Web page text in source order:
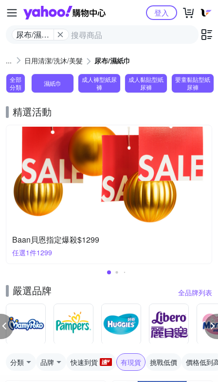
Yahoo購物中心
尿布/濕紙
登入
日用清潔/洗沐/美髮 尿布/濕紙巾
全部
分類
濕紙巾
成人褲型紙尿
褲
成人黏貼型紙
尿褲
嬰童黏貼型紙
尿褲
精選活動
Baan貝恩指定爆殺$1299
任選1件1299
嚴選品牌 全品牌列表
分類 品牌 快速到貨 有現貨 挑戰低價 價格低到